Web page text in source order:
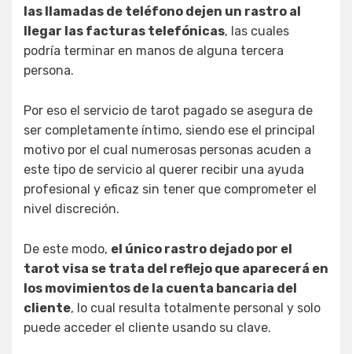
las llamadas de teléfono dejen un rastro al
llegar las facturas telefónicas, las cuales
podría terminar en manos de alguna tercera
persona.
Por eso el servicio de tarot pagado se asegura de
ser completamente íntimo, siendo ese el principal
motivo por el cual numerosas personas acuden a
este tipo de servicio al querer recibir una ayuda
profesional y eficaz sin tener que comprometer el
nivel discreción.
De este modo, el único rastro dejado por el
tarot visa se trata del reflejo que aparecerá en
los movimientos de la cuenta bancaria del
cliente, lo cual resulta totalmente personal y solo
puede acceder el cliente usando su clave.